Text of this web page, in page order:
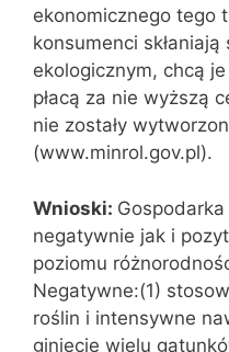
ekonomicznego tego
konsumenci
ekologicznym, chcą
płacą za nie wyższą
nie zostały
(www.minrol.gov.pl).
Wnioski:
negatywnie jak i
poziomu
Negatywne:(1)
roślin i intensywne
ginięcie wielu